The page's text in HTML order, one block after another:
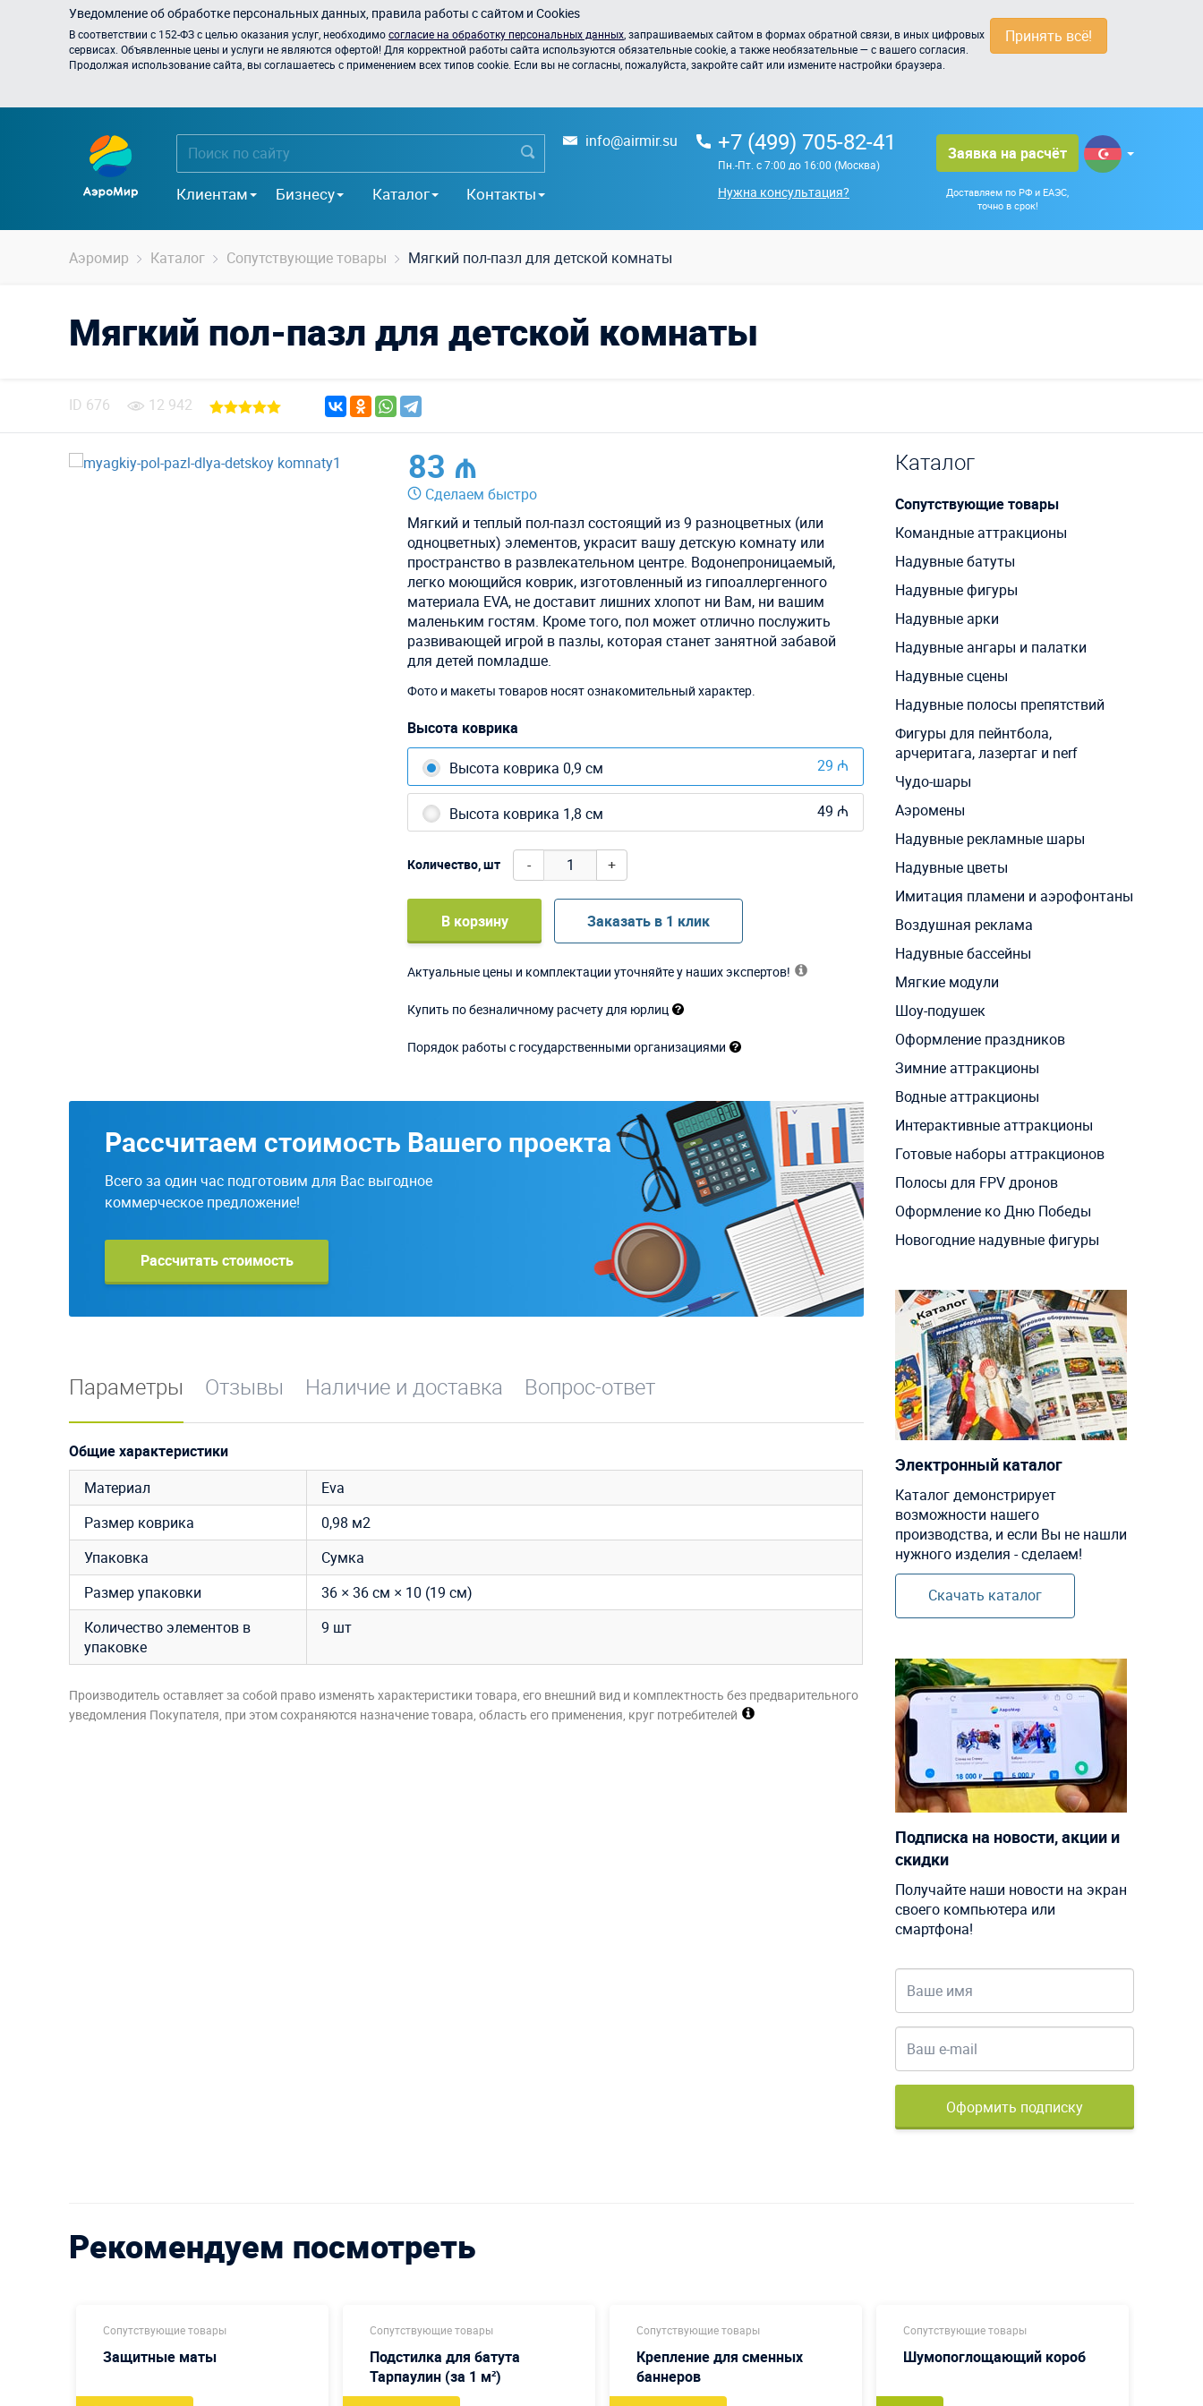
Принять всё!
Уведомление об обработке персональных данных, правила работы с сайтом и Cookies
В соответствии с 152-ФЗ с целью оказания услуг, необходимосогласие на обработку персональных данных , запрашиваемых сайтом в формах обратной связи, в иных цифровых
сервисах. Объявленные цены и услуги не являются офертой! Для корректной работы сайта используются обязательные cookie, а также необязательные — с вашего согласия.
Продолжая использование сайта, вы соглашаетесь с применением всех типов cookie. Если вы не согласны, пожалуйста, закройте сайт или измените настройки браузера.
Клиентам Бизнесу Каталог Контакты
info@airmir.su +7 (499) 705-82-41
Пн.-Пт. с 7:00 до 16:00 (Москва)
Нужна консультация?
Заявка на расчёт
Доставляем по РФ и ЕАЭС,
точно в срок!
Аэромир Каталог Сопутствующие товары Мягкий пол-пазл для детской комнаты
Мягкий пол-пазл для детской комнаты
ID 676 12 942
83 ₼
Сделаем быстро
Мягкий и теплый пол-пазл состоящий из 9 разноцветных (или
одноцветных) элементов, украсит вашу детскую комнату или
пространство в развлекательном центре. Водонепроницаемый,
легко моющийся коврик, изготовленный из гипоаллергенного
материала EVA, не доставит лишних хлопот ни Вам, ни вашим
маленьким гостям. Кроме того, пол может отлично послужить
развивающей игрой в пазлы, которая станет занятной забавой
для детей помладше.
Фото и макеты товаров носят ознакомительный характер.
Высота коврика
Высота коврика 0,9 см 29 ₼
Высота коврика 1,8 см 49 ₼
Количество, шт - +
В корзину Заказать в 1 клик
Актуальные цены и комплектации уточняйте у наших экспертов!
Купить по безналичному расчету для юрлиц
Порядок работы с государственными организациями
Рассчитаем стоимость Вашего проекта
Всего за один час подготовим для Вас выгодное
коммерческое предложение!
Рассчитать стоимость
Параметры Отзывы Наличие и доставка Вопрос-ответ
Общие характеристики
Материал
Eva
Размер коврика
0,98 м2
Упаковка
Сумка
Размер упаковки
36 × 36 см × 10 (19 см)
Количество элементов в
упаковке
9 шт
Производитель оставляет за собой право изменять характеристики товара, его внешний вид и комплектность без предварительного
уведомления Покупателя, при этом сохраняются назначение товара, область его применения, круг потребителей
Каталог
Сопутствующие товары
Командные аттракционы
Надувные батуты
Надувные фигуры
Надувные арки
Надувные ангары и палатки
Надувные сцены
Надувные полосы препятствий
Фигуры для пейнтбола,
арчеритага, лазертаг и nerf
Чудо-шары
Аэромены
Надувные рекламные шары
Надувные цветы
Имитация пламени и аэрофонтаны
Воздушная реклама
Надувные бассейны
Мягкие модули
Шоу-подушек
Оформление праздников
Зимние аттракционы
Водные аттракционы
Интерактивные аттракционы
Готовые наборы аттракционов
Полосы для FPV дронов
Оформление ко Дню Победы
Новогодние надувные фигуры
Электронный каталог
Каталог демонстрирует
возможности нашего
производства, и если Вы не нашли
нужного изделия - сделаем!
Скачать каталог
Подписка на новости, акции и
скидки
Получайте наши новости на экран
своего компьютера или
смартфона!
Оформить подписку
Рекомендуем посмотреть
Сопутствующие товары
Защитные маты
Сопутствующие товары
Подстилка для батута
Тарпаулин (за 1 м²)
Сопутствующие товары
Крепление для сменных
баннеров
Сопутствующие товары
Шумопоглощающий короб